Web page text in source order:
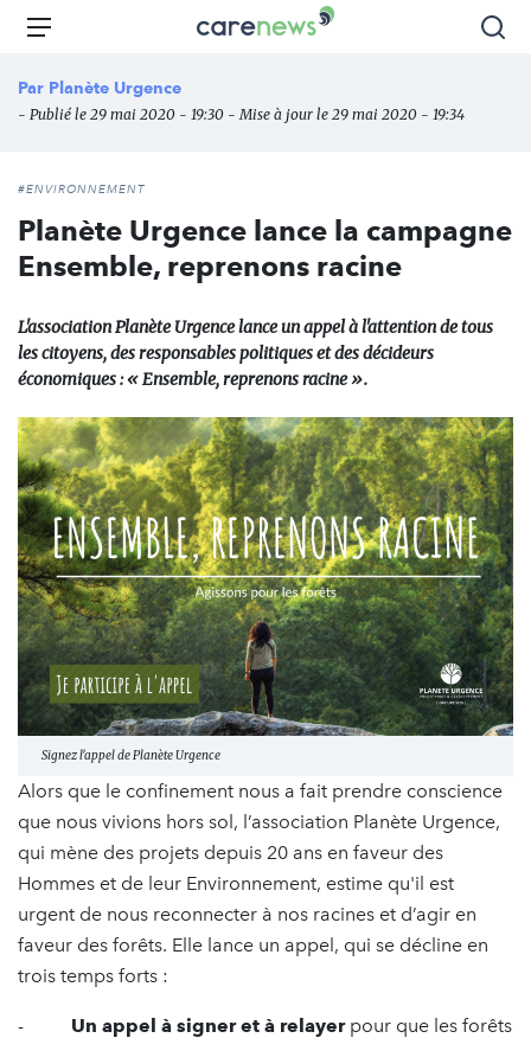
Aller
principal
Carenews,
des
Menu
Par Planète Urgence
- Publié le 29 mai 2020 - 19:30 - Mise à jour le 29 mai 2020 - 19:34
#ENVIRONNEMENT
Planète Urgence lance la campagne
Ensemble, reprenons racine
L'association Planète Urgence lance un appel à l'attention de tous
les citoyens, des responsables politiques et des décideurs
économiques : « Ensemble, reprenons racine ».
Signez l'appel de Planète Urgence
Alors que le confinement nous a fait prendre conscience
que nous vivions hors sol, l’association Planète Urgence,
qui mène des projets depuis 20 ans en faveur des
Hommes et de leur Environnement, estime qu'il est
urgent de nous reconnecter à nos racines et d’agir en
faveur des forêts. Elle lance un appel, qui se décline en
trois temps forts :
- Un appel à signer et à relayerpour que les forêts